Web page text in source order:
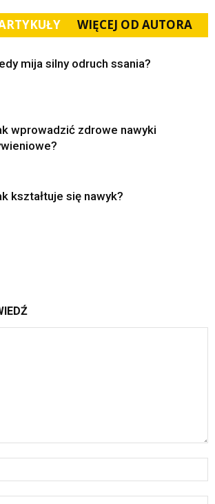
WIĘCEJ OD AUTORA
mija silny odruch ssania?
wprowadzić zdrowe nawyki
kształtuje się nawyk?